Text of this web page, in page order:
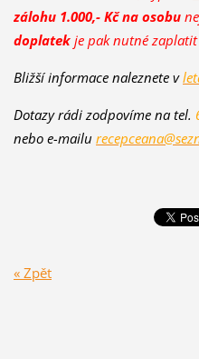
zálohu 1.000,- Kč na osobu
doplatekje pak nutné zaplatit
Bližší informace naleznete v
Dotazy rádi zodpovíme na tel.
nebo e-mailu
« Zpět